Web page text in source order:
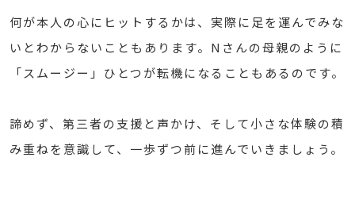
何が本人の心にヒットするかは、実際に足を運んでみな
いとわからないこともあります。Nさんの母親のように
「スムージー」ひとつが転機になることもあるのです。
諦めず、第三者の支援と声かけ、そして小さな体験の積
み重ねを意識して、一歩ずつ前に進んでいきましょう。